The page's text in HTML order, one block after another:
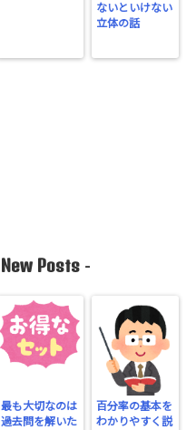
ないといけない
立体の話
New Posts -
最も大切なのは
過去問を解いた
百分率の基本を
わかりやすく説